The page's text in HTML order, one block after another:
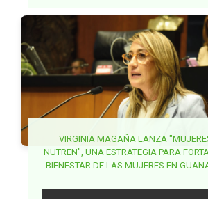
VIRGINIA MAGAÑA LANZA
NUTREN", UNA ESTRATEGIA PARA
BIENESTAR DE LAS MUJERES EN
GARANTIZAR ESTABLECIMIENTOS DE
ALCOHOL LEJOS DE ESCUELAS EN
BUSCA MAKI ORTIZ GARANTIZAR
SALUD DE LA MUJER EN LA ETAPA
REPRODUCTIVA...